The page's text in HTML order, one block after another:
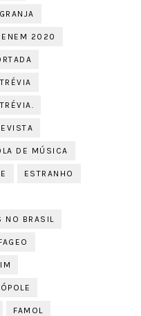
ENEM 2020
DE MÚSICA
ESTRANHO
NO BRASIL
FAMOL